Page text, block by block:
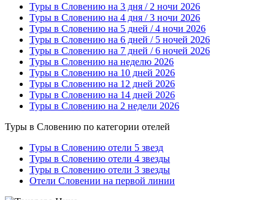
Туры в Словению на 3 дня / 2 ночи 2026
Туры в Словению на 4 дня / 3 ночи 2026
Туры в Словению на 5 дней / 4 ночи 2026
Туры в Словению на 6 дней / 5 ночей 2026
Туры в Словению на 7 дней / 6 ночей 2026
Туры в Словению на неделю 2026
Туры в Словению на 10 дней 2026
Туры в Словению на 12 дней 2026
Туры в Словению на 14 дней 2026
Туры в Словению на 2 недели 2026
Туры в Словению по категории отелей
Туры в Словению отели 5 звезд
Туры в Словению отели 4 звезды
Туры в Словению отели 3 звезды
Отели Словении на первой линии